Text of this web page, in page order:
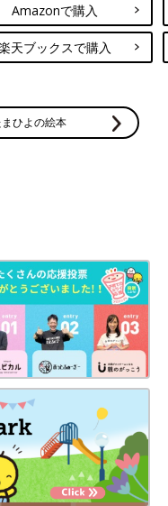
Amazonで購入
天ブックスで購入
ひよの絵本